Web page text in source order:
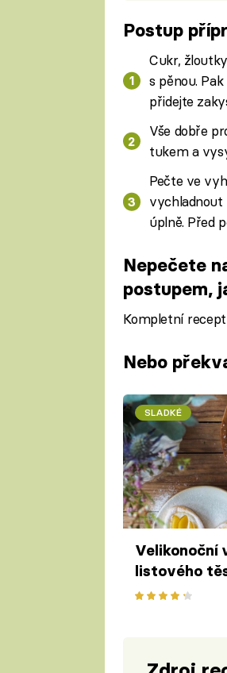
Postup
Cukr,
s pěnou.
přidejte
Vše dobře
tukem a
Pečte ve
úplně. Před
Nepečete
postupem,
Kompletní
Nebo
SLADKÉ
Velikonoční
listového
broskvemi